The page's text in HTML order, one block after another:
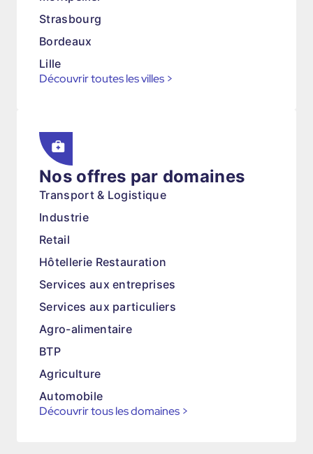
Strasbourg
Bordeaux
Lille
Découvrir toutes les villes >
Nos offres par domaines
Transport & Logistique
Industrie
Retail
Hôtellerie Restauration
Services aux entreprises
Services aux particuliers
Agro-alimentaire
BTP
Agriculture
Automobile
Découvrir tous les domaines >